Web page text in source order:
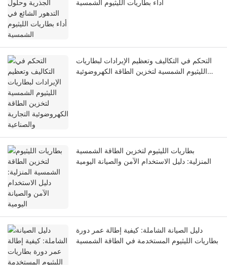
أداء بطاريات الليثيوم الشمسية
التحكم في التكاليف وتعظيم الإيرادات لبطاريات
الليثيوم الشمسية لتخزين الطاقة الكهروضوئية
بطاريات الليثيوم لتخزين الطاقة الشمسية
المنزلية: دليل الاستخدام الآمن والصيانة اليومية
دليل الصيانة الشاملة: كيفية إطالة عمر دورة
بطاريات الليثيوم المستخدمة في الطاقة الشمسية